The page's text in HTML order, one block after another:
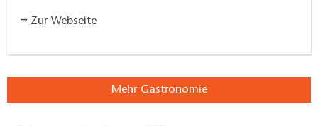
Zur Webseite
Mehr Gastronomie